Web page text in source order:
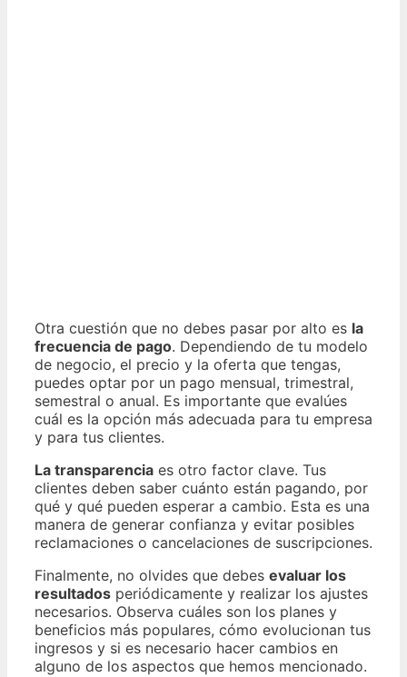
Otra cuestión que no debes pasar por alto es la
frecuencia de pago. Dependiendo de tu modelo
de negocio, el precio y la oferta que tengas,
puedes optar por un pago mensual, trimestral,
semestral o anual. Es importante que evalúes
cuál es la opción más adecuada para tu empresa
y para tus clientes.
La transparencia es otro factor clave. Tus
clientes deben saber cuánto están pagando, por
qué y qué pueden esperar a cambio. Esta es una
manera de generar confianza y evitar posibles
reclamaciones o cancelaciones de suscripciones.
Finalmente, no olvides que debes evaluar los
resultados periódicamente y realizar los ajustes
necesarios. Observa cuáles son los planes y
beneficios más populares, cómo evolucionan tus
ingresos y si es necesario hacer cambios en
alguno de los aspectos que hemos mencionado.